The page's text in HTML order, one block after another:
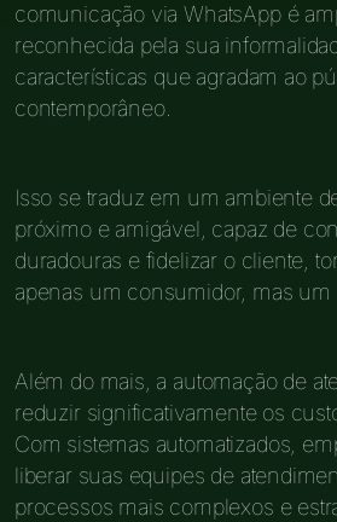
comunicação via WhatsApp é
reconhecida pela sua
características que agradam ao
contemporâneo.
Isso se traduz em um ambiente
próximo e amigável, capaz de
duradouras e fidelizar o cliente,
apenas um consumidor, mas um
Além do mais, a automação de
reduzir significativamente os
Com sistemas automatizados,
liberar suas equipes de
processos mais complexos e